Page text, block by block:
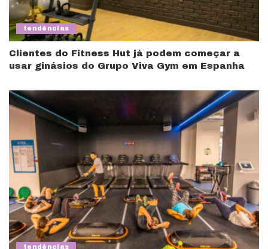
tendências
Clientes do Fitness Hut já podem começar a
usar ginásios do Grupo Viva Gym em Espanha
tendências